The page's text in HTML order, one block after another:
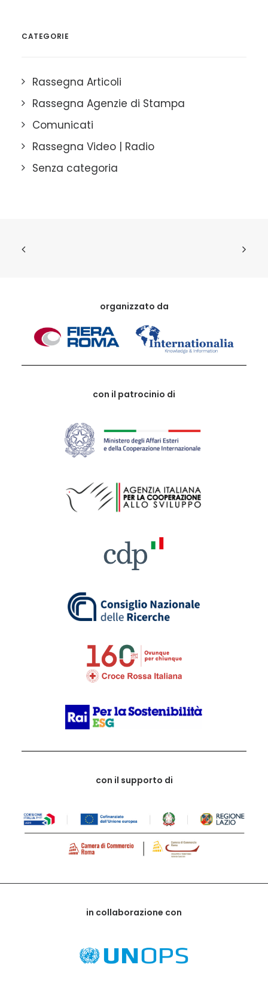
CATEGORIE
Rassegna Articoli
Rassegna Agenzie di Stampa
Comunicati
Rassegna Video | Radio
Senza categoria
organizzato da
con il patrocinio di
con il supporto di
in collaborazione con